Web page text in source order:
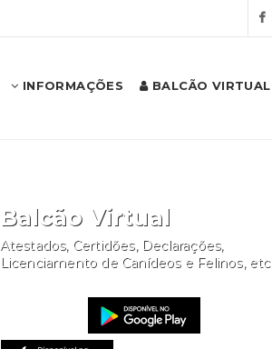
INFORMAÇÕES BALCÃO VIRTUAL
Balcão Virtual
Atestados, Certidões, Declarações,
Licenciamento de Canídeos e Felinos, etc